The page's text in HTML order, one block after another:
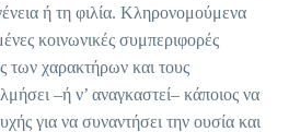
ή τη φιλία. Κληρονομούμενα
κοινωνικές συμπεριφορές
των χαρακτήρων και τους
–ή ν’ αναγκαστεί– κάποιος να
για να συναντήσει την ουσία και